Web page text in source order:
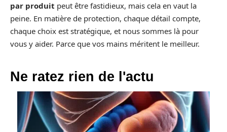
par produit peut être fastidieux, mais cela en vaut la
peine. En matière de protection, chaque détail compte,
chaque choix est stratégique, et nous sommes là pour
vous y aider. Parce que vos mains méritent le meilleur.
Ne ratez rien de l'actu